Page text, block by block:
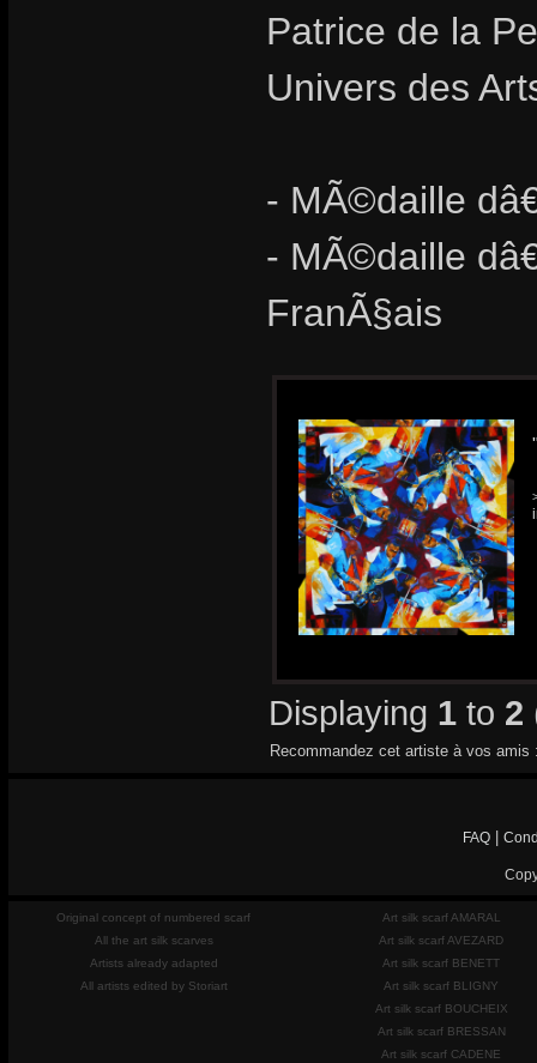
Patrice de la
Univers des
- MÃ©daille
- MÃ©daille
FranÃ§ais
Displaying 1 to 2
Recommandez cet artiste à vos amis
FAQ|
Original concept of numbered scarf
All the art silk scarves
Artists already adapted
All artists edited by Storiart
Art silk scarf AMARAL
Art silk scarf AVEZARD
Art silk scarf BENETT
Art silk scarf BLIGNY
Art silk scarf BOUCHEIX
Art silk scarf BRESSAN
Art silk scarf CADENE